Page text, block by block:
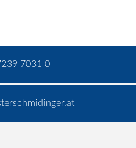
7031 0